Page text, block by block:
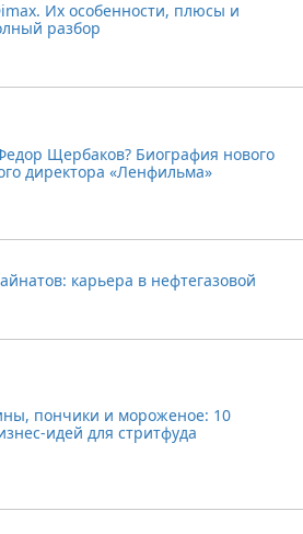
Их особенности, плюсы и
разбор
Щербаков? Биография нового
директора «Ленфильма»
карьера в нефтегазовой
пончики и мороженое: 10
идей для стритфуда